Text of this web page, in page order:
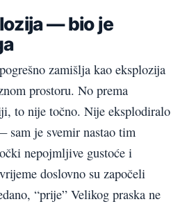
— bio je
zamišlja kao eksplozija
prostoru. No prema
to nije točno. Nije eksplodiralo
sam je svemir nastao tim
nepojmljive gustoće i
doslovno su započeli
“prije” Velikog praska ne